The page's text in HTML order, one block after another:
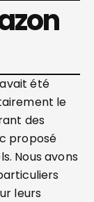
été
le
des
proposé
Nous avons
leurs